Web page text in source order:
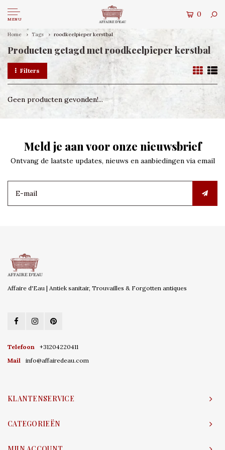
MENU
0
Home Tags roodkeelpieper kerstbal
Producten getagd met roodkeelpieper kerstbal
Filters
Geen producten gevonden!...
Meld je aan voor onze nieuwsbrief
Ontvang de laatste updates, nieuws en aanbiedingen via email
Affaire d'Eau | Antiek sanitair, Trouvailles & Forgotten antiques
Telefoon
+31204220411
Mail
info@affairedeau.com
KLANTENSERVICE
CATEGORIEËN